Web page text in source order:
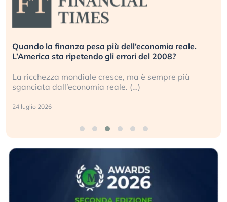
Quando la finanza pesa più dell’economia reale.
L’America sta ripetendo gli errori del 2008?
La ricchezza mondiale cresce, ma è sempre più
sganciata dall’economia reale. (…)
24 luglio 2026